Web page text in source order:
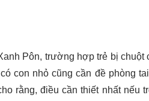
Pôn, trường hợp trẻ bị chuột
con nhỏ cũng cần đề phòng
rằng, điều cần thiết nhất nếu